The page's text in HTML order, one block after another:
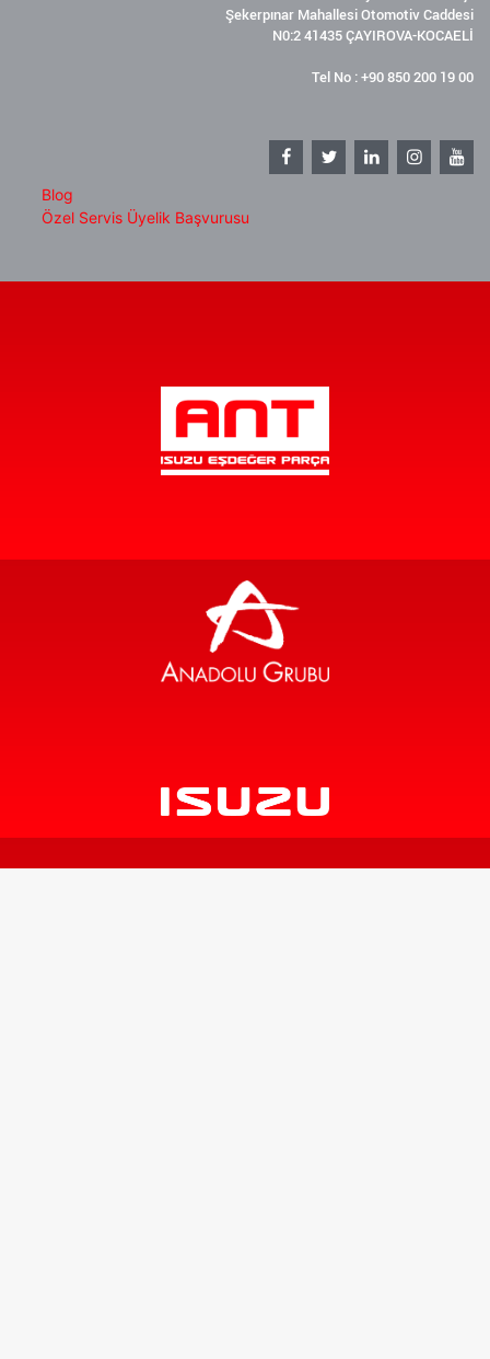
Şekerpınar Mahallesi Otomotiv Caddesi
N0:2 41435 ÇAYIROVA-KOCAELİ
Tel No : +90 850 200 19 00
Blog
Özel Servis Üyelik Başvurusu